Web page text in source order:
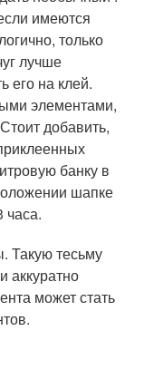
имеются
только
лучше
его на клей.
элементами,
добавить,
банку в
шапке
часа.
Такую тесьму
аккуратно
может стать